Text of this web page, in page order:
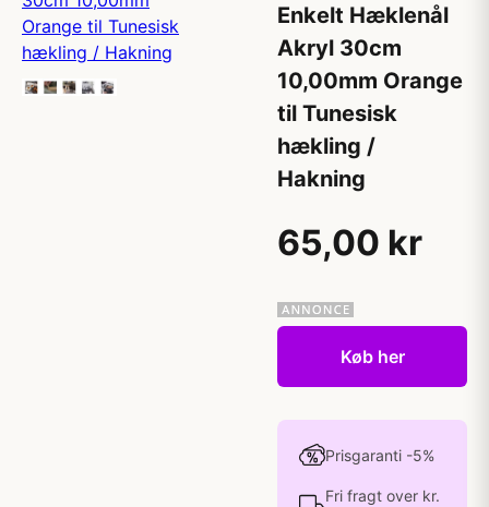
Enkelt Hæklenål
Akryl 30cm
10,00mm Orange
til Tunesisk
hækling /
Hakning
65,00 kr
Køb her
Prisgaranti -5%
Fri fragt over kr.